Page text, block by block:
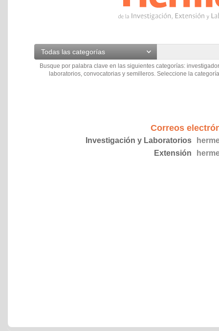
Todas las categorías
Busque por palabra clave en las siguientes categorías:
laboratorios, convocatorias y semilleros. Seleccione la
Correos
Investigación y Laboratorios
Extensión